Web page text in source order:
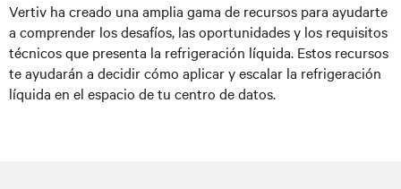
Vertiv ha creado una amplia gama de recursos para ayudarte
a comprender los desafíos, las oportunidades y los requisitos
técnicos que presenta la refrigeración líquida. Estos recursos
te ayudarán a decidir cómo aplicar y escalar la refrigeración
líquida en el espacio de tu centro de datos.